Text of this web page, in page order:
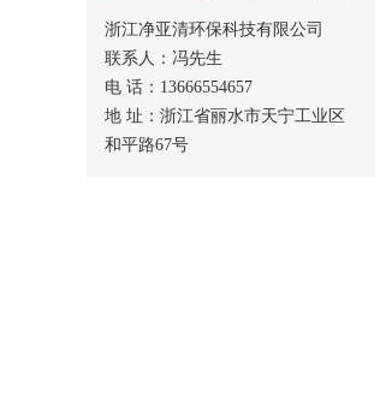
浙江净亚清环保科技有限公司
联系人：冯先生
电 话：13666554657
地 址：浙江省丽水市天宁工业区
和平路67号